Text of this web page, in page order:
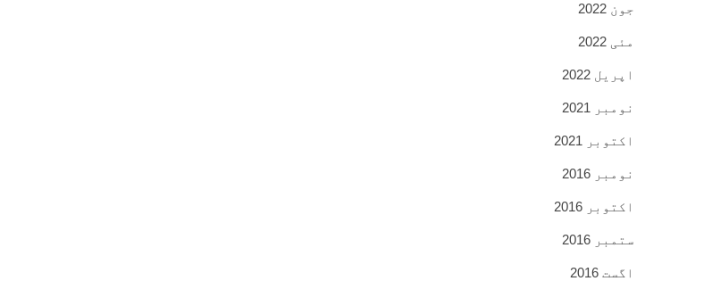
جون 2022
مئی 2022
اپریل 2022
نومبر 2021
اکتوبر 2021
نومبر 2016
اکتوبر 2016
ستمبر 2016
اگست 2016